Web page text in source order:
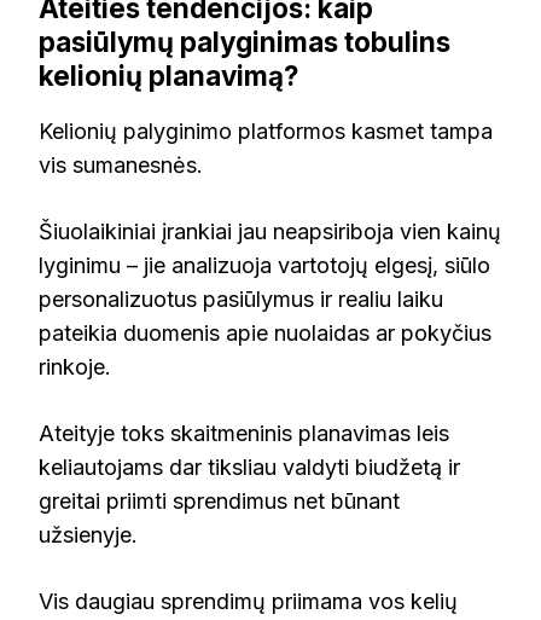
Ateities tendencijos: kaip
pasiūlymų palyginimas tobulins
kelionių planavimą?
Kelionių palyginimo platformos kasmet tampa
vis sumanesnės.
Šiuolaikiniai įrankiai jau neapsiriboja vien kainų
lyginimu – jie analizuoja vartotojų elgesį, siūlo
personalizuotus pasiūlymus ir realiu laiku
pateikia duomenis apie nuolaidas ar pokyčius
rinkoje.
Ateityje toks skaitmeninis planavimas leis
keliautojams dar tiksliau valdyti biudžetą ir
greitai priimti sprendimus net būnant
užsienyje.
Vis daugiau sprendimų priimama vos kelių